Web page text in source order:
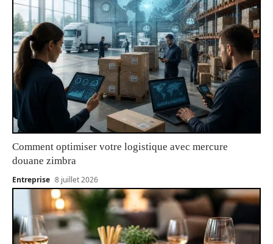
Comment optimiser votre logistique avec mercure
douane zimbra
Entreprise 8 juillet 2026